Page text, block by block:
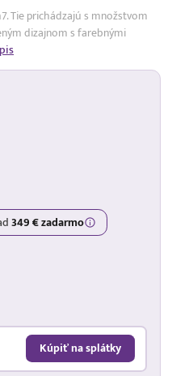
Tie prichádzajú s množstvom
dizajnom s farebnými
349 € zadarmo
Kúpiť na splátky